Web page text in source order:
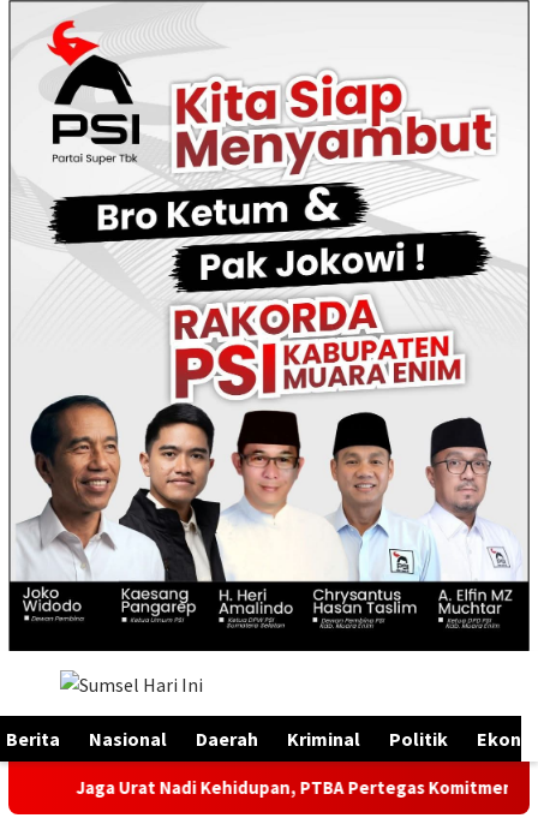
Menu
Mobile
Berita Nasional Daerah Kriminal Politik
Urat Nadi Kehidupan, PTBA Pertegas Komitmen